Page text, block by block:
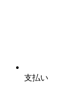
支払い